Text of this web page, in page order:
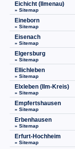
Eichicht (Ilmenau)
» Sitemap
Eineborn
» Sitemap
Eisenach
» Sitemap
Elgersburg
» Sitemap
Ellichleben
» Sitemap
Elxleben (Ilm-Kreis)
» Sitemap
Empfertshausen
» Sitemap
Erbenhausen
» Sitemap
Erfurt-Hochheim
» Sitemap